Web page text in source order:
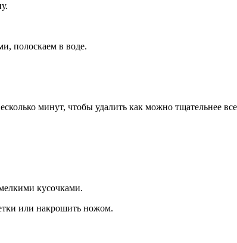
полоскаем в воде.
минут, чтобы удалить как можно тщательнее все
кусочками.
или накрошить ножом.